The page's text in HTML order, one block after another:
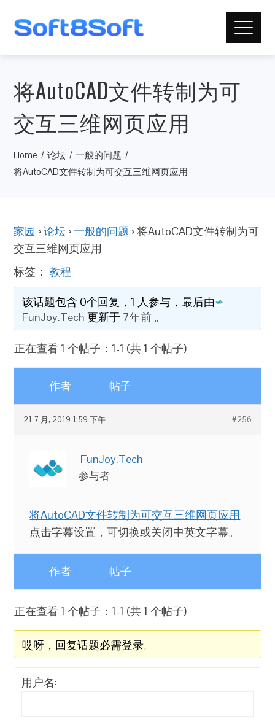
将AutoCAD文件转制为可
交互三维网页应用
Home 论坛
一般的问题
将AutoCAD文件转制为可交互三维网页应用
家园 ›论坛 ›一般的问题 ›将AutoCAD文件转制为可
交互三维网页应用
标签：教程
该话题包含 0个回复，1 人参与，最后由
FunJoy.Tech 更新于 7年前 。
正在查看 1 个帖子：1-1 (共 1 个帖子)
作者 帖子
21 7 月, 2019 1:59 下午 #256
FunJoy.Tech
参与者
将AutoCAD文件转制为可交互三维网页应用
点击字幕设置，可切换或关闭中英文字幕。
作者 帖子
正在查看 1 个帖子：1-1 (共 1 个帖子)
哎呀，回复话题必需登录。
用户名: